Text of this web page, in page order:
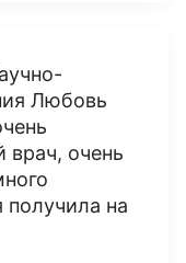
Любовь
врач, очень
на